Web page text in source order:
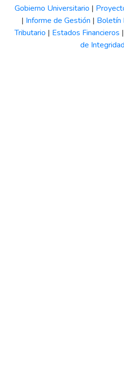
Gobierno Universitario |
| Informe de Gestión | Boletín
Tributario | Estados Financieros |
de